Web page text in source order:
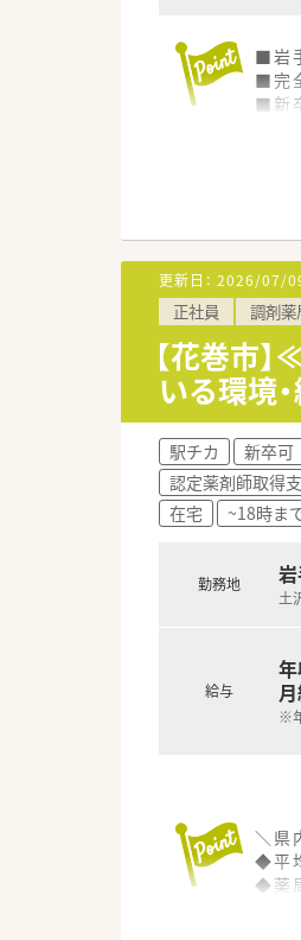
■岩
■完
■新
更新日： 2026/07/
正社員 調剤薬
【花巻市
いる環境
駅チカ 新卒可
認定薬剤師取得
在宅
~18時ま
勤務地
土
給与
※
＼県
◆平
◆薬